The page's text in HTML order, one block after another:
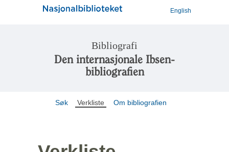
English
Bibliografi
Den internasjonale Ibsen-
bibliografien
Søk Verkliste Om bibliografien